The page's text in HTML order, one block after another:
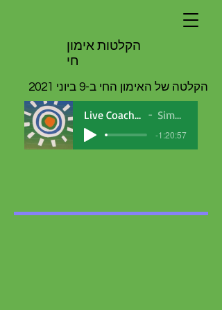
הקלטות אימון
חי
הקלטה של האימון החי ב-9 ביוני 2021
Live Coaching 9 June 2021 Simona Ben Dor
-1:20:57